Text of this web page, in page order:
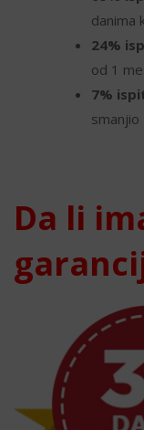
danima
24%
od 1
7%
smanjio
Da li